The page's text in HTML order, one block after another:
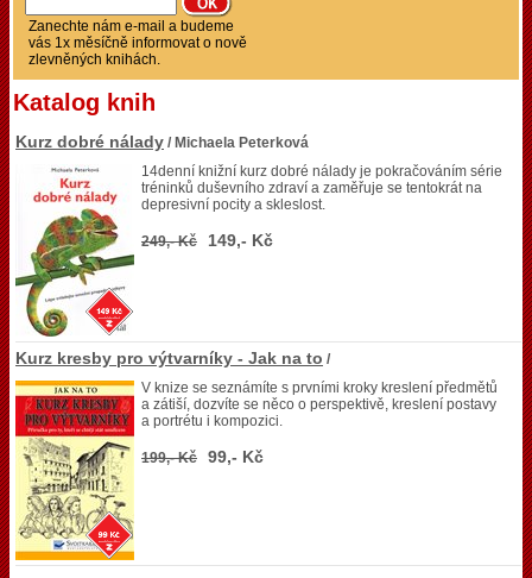
Zanechte nám e-mail a budeme
vás 1x měsíčně informovat o nově
zlevněných knihách.
Katalog knih
Kurz dobré nálady / Michaela Peterková
14denní knižní kurz dobré nálady je pokračováním série
tréninků duševního zdraví a zaměřuje se tentokrát na
depresivní pocity a skleslost.
249,- Kč 149,- Kč
Kurz kresby pro výtvarníky - Jak na to /
V knize se seznámíte s prvními kroky kreslení předmětů
a zátiší, dozvíte se něco o perspektivě, kreslení postavy
a portrétu i kompozici.
199,- Kč 99,- Kč